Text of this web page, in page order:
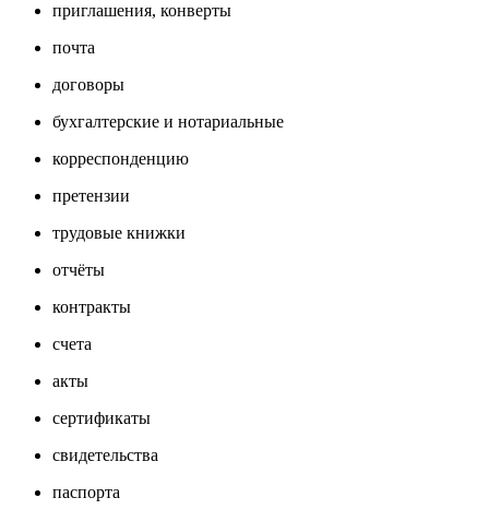
приглашения, конверты
почта
договоры
бухгалтерские и нотариальные
корреспонденцию
претензии
трудовые книжки
отчёты
контракты
счета
акты
сертификаты
свидетельства
паспорта